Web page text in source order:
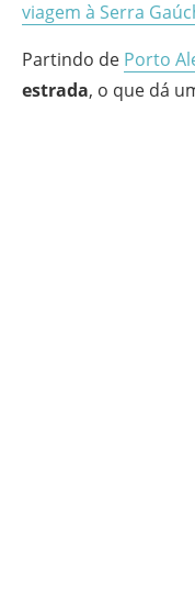
viagem à Serra
Partindo de Porto
estrada, o que dá